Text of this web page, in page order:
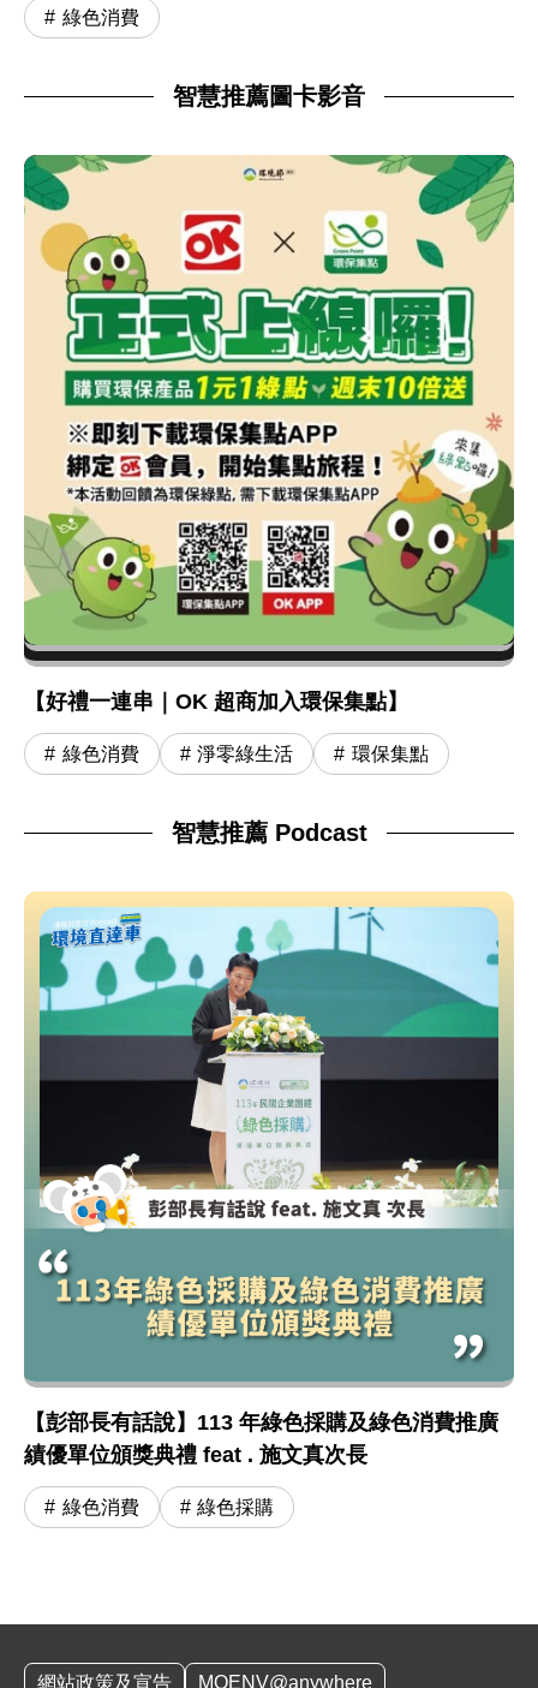
綠色消費
智慧推薦圖卡影音
【好禮一連串｜OK 超商加入環保集點】
綠色消費 淨零綠生活 環保集點
智慧推薦 Podcast
【彭部長有話說】113 年綠色採購及綠色消費推廣
績優單位頒獎典禮 feat . 施文真次長
綠色消費 綠色採購
網站政策及宣告 MOENV@anywhere